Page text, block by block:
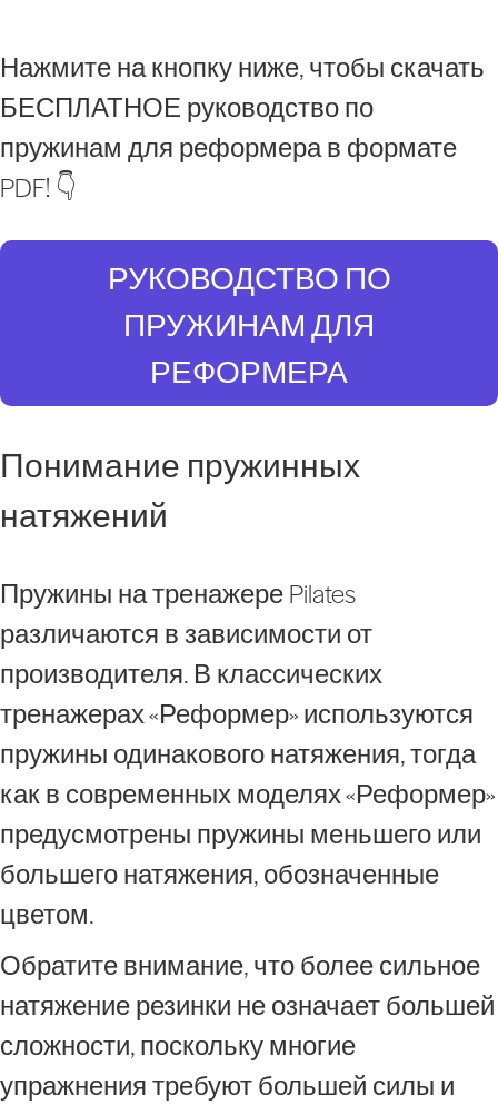
Нажмите на кнопку ниже, чтобы скачать
БЕСПЛАТНОЕ руководство по
пружинам для реформера в формате
PDF! 👇
РУКОВОДСТВО ПО
ПРУЖИНАМ ДЛЯ
РЕФОРМЕРА
Понимание пружинных
натяжений
Пружины на тренажере Pilates
различаются в зависимости от
производителя. В классических
тренажерах «Реформер» используются
пружины одинакового натяжения, тогда
как в современных моделях «Реформер»
предусмотрены пружины меньшего или
большего натяжения, обозначенные
цветом.
Обратите внимание, что более сильное
натяжение резинки не означает большей
сложности, поскольку многие
упражнения требуют большей силы и